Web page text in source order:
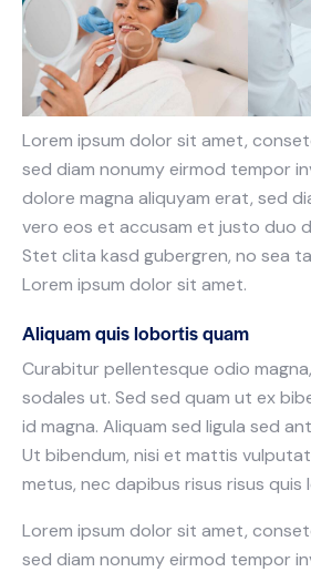
Lorem ipsum dolor sit amet,
sed diam nonumy eirmod tempor
dolore magna aliquyam erat, sed
vero eos et accusam et justo duo
Stet clita kasd gubergren, no sea
Lorem ipsum dolor sit amet.
Aliquam quis lobortis quam
Curabitur pellentesque odio
sodales ut. Sed sed quam ut ex
id magna. Aliquam sed ligula sed
Ut bibendum, nisi et mattis
metus, nec dapibus risus risus quis
Lorem ipsum dolor sit amet,
sed diam nonumy eirmod tempor